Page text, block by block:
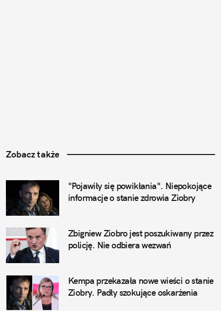
Zobacz także
"Pojawiły się powikłania". Niepokojące
informacje o stanie zdrowia Ziobry
Zbigniew Ziobro jest poszukiwany przez
policję. Nie odbiera wezwań
Kempa przekazała nowe wieści o stanie
Ziobry. Padły szokujące oskarżenia